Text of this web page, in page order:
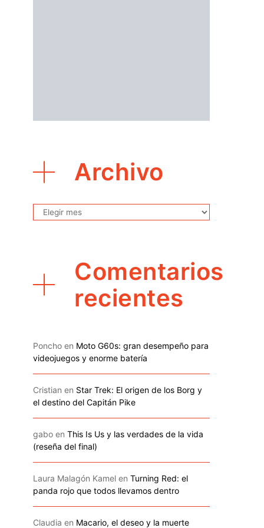
Archivo
Archivo
Comentarios
recientes
Poncho en Moto G60s: gran desempeño para
videojuegos y enorme batería
Cristian en Star Trek: El origen de los Borg y
el destino del Capitán Pike
gabo en This Is Us y las verdades de la vida
(reseña del final)
Laura Malagón Kamel en Turning Red: el
panda rojo que todos llevamos dentro
Claudia en Macario, el deseo y la muerte